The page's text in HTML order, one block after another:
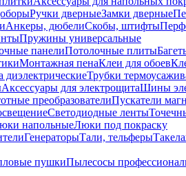
Ручки дверныеЗамки дверные
Анкеры, дюбелиСкобы, штифты
Пружины универсальные
панелиПотолочные плиты
Монтажная пенаКлеи для обоев
диэлектрическиеТрубки
Аксессуары для электрощитаШины
преобразователиПускатели
Светодиодные ленты
напольныеЛюки под покраску
ГенераторыТали, тельферы
пушкиПылесосы